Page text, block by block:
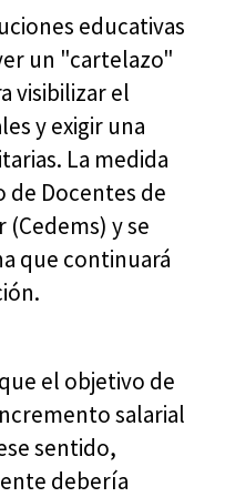
educativas
un "cartelazo"
visibilizar el
y exigir una
La medida
de Docentes de
(Cedems) y se
que continuará
el objetivo de
salarial
sentido,
debería